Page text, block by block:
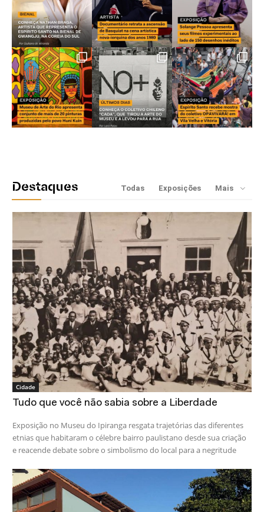
Destaques Todas Exposições Mais
Cidade
Tudo que você não sabia sobre a Liberdade
Exposição no Museu do Ipiranga resgata trajetórias das diferentes
etnias que habitaram o célebre bairro paulistano desde sua criação
e reacende debate sobre o simbolismo do local para a negritude